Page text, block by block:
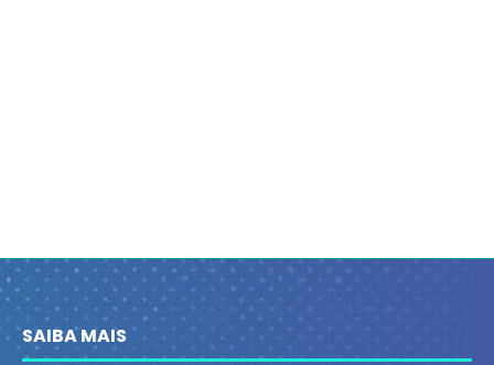
SAIBA MAIS